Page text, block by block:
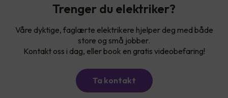
Trenger du elektriker?
Våre dyktige, faglærte elektrikere hjelper deg med både
store og små jobber.
Kontakt oss i dag, eller book en gratis videobefaring!
Ta kontakt